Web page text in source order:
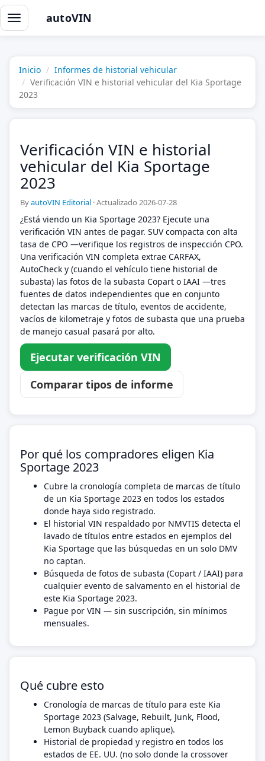
Alternar
navegación
autoVIN
Inicio
Informes de historial vehicular
Verificación VIN e historial vehicular del Kia Sportage
2023
Verificación VIN e historial
vehicular del Kia Sportage
2023
ByautoVIN Editorial ·Actualizado 2026-07-28
¿Está viendo un Kia Sportage 2023? Ejecute una
verificación VIN antes de pagar. SUV compacta con alta
tasa de CPO —verifique los registros de inspección CPO.
Una verificación VIN completa extrae CARFAX,
AutoCheck y (cuando el vehículo tiene historial de
subasta) las fotos de la subasta Copart o IAAI —tres
fuentes de datos independientes que en conjunto
detectan las marcas de título, eventos de accidente,
vacíos de kilometraje y fotos de subasta que una prueba
de manejo casual pasará por alto.
Ejecutar verificación VIN
Comparar tipos de informe
Por qué los compradores eligen Kia
Sportage 2023
Cubre la cronología completa de marcas de título
de un Kia Sportage 2023 en todos los estados
donde haya sido registrado.
El historial VIN respaldado por NMVTIS detecta el
lavado de títulos entre estados en ejemplos del
Kia Sportage que las búsquedas en un solo DMV
no captan.
Búsqueda de fotos de subasta (Copart / IAAI) para
cualquier evento de salvamento en el historial de
este Kia Sportage 2023.
Pague por VIN — sin suscripción, sin mínimos
mensuales.
Qué cubre esto
Cronología de marcas de título para este Kia
Sportage 2023 (Salvage, Rebuilt, Junk, Flood,
Lemon Buyback cuando aplique).
Historial de propiedad y registro en todos los
estados de EE. UU. (no solo donde la crossover